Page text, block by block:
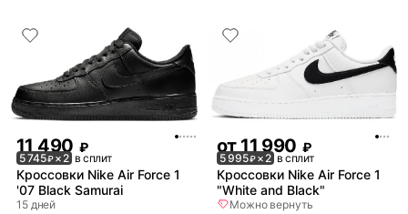
11 490 ₽
5 745₽× 2 в сплит
Кроссовки Nike Air Force 1
'07 Black Samurai
15 дней
от11 990 ₽
5 995₽× 2 в сплит
Кроссовки Nike Air Force 1
"White and Black"
Можно вернуть